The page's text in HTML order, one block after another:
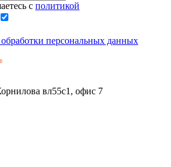
с политикой
персональных данных
вл55с1, офис 7